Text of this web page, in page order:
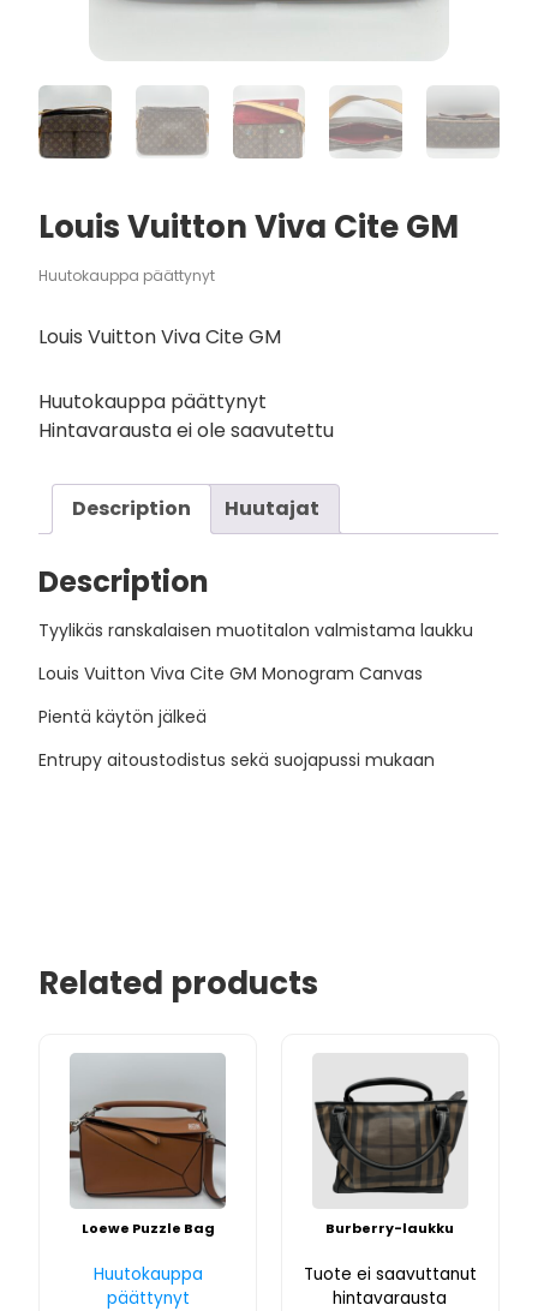
Louis Vuitton Viva Cite GM
Huutokauppa päättynyt
Louis Vuitton Viva Cite GM
Huutokauppa päättynyt
Hintavarausta ei ole saavutettu
Description Huutajat
Description
Tyylikäs ranskalaisen muotitalon valmistama laukku
Louis Vuitton Viva Cite GM Monogram Canvas
Pientä käytön jälkeä
Entrupy aitoustodistus sekä suojapussi mukaan
Related products
Loewe Puzzle Bag
Huutokauppa
päättynyt
Burberry-laukku
Tuote ei saavuttanut
hintavarausta